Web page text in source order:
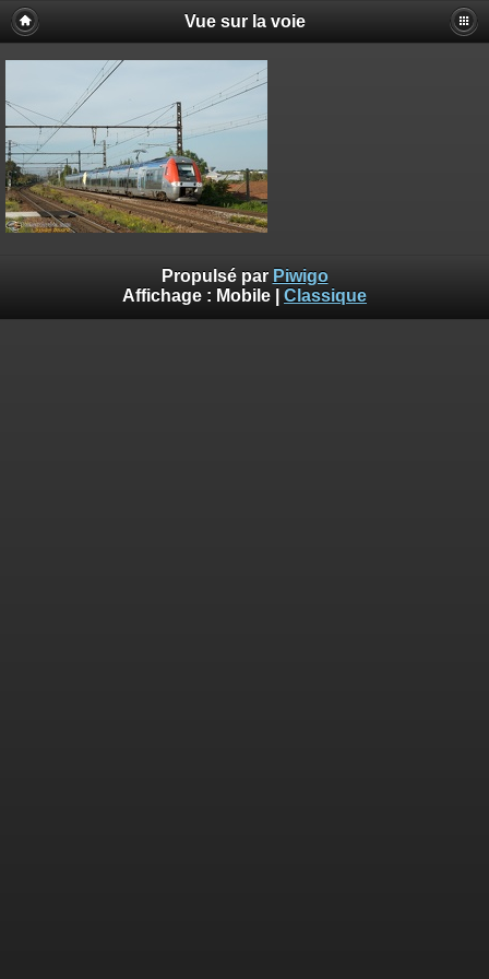
Vue sur la voie
Propulsé par Piwigo
Affichage : Mobile Classique